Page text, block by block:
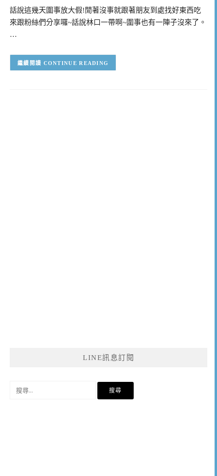
話說這幾天圍事放大假!閒著沒事就跟著朋友到處找好東西吃
來跟粉絲們分享囉~話說林口一帶啊~圍事也有一陣子沒來了。
…
CONTINUE READING
LINE訊息訂閱